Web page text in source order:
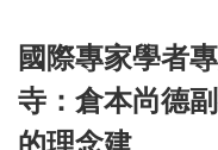
國際專家學者
寺：倉本尚德